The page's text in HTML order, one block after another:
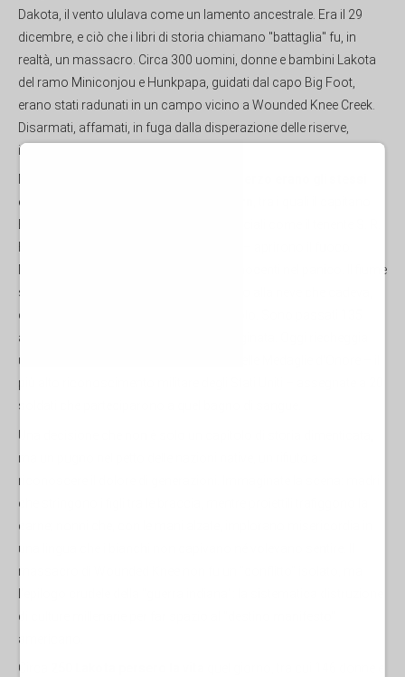
Dakota, il vento ululava come un lamento ancestrale. Era il 29
dicembre, e ciò che i libri di storia chiamano "battaglia" fu, in
realtà, un massacro. Circa 300 uomini, donne e bambini Lakota
del ramo Miniconjou e Hunkpapa, guidati dal capo Big Foot,
erano stati radunati in un campo vicino a Wounded Knee Creek.
Disarmati, affamati, in fuga dalla disperazione delle riserve,
imploravano pace.
che erano sopravvissuti a Little Bighorn
Mitragliatrici Gatling falciarono corpi innocenti nel panico. Il fiume
si tinse di rosso, e le urla si mescolarono alla neve che cadeva,
coprendo per sempre i sogni di un popolo. Sono passati 135
anni, ma quella ferita non si è mai rimarginata. Oggi riecheggia
un'altra eco di ingiustizia: la conferma delle Medaglie d'Onore – il
più alto riconoscimento militare degli Stati Uniti – assegnate a 20
soldati che parteciparono a quel bagno di sangue.
Una decisione che non è solo un capitolo di storia dimenticata,
ma un pugno nel petto delle nazioni native, un rifiuto a
riconoscere il dolore di generazioni. Immaginate la scena: madri
che stringono i figli tra le braccia, mentre proiettili trafiggono la
carne; nonni che, con le mani alzate, implorano misericordia in
una lingua che i bianchi non capivano né volevano sentire. Il
massacro di Wounded Knee non fu un "conflitto" isolato, ma
di culture millenarie per far spazio al "destino manifesto"
americano.
Circa